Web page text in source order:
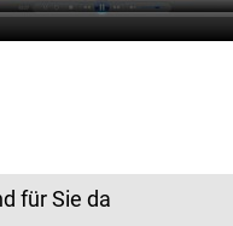
für Sie da